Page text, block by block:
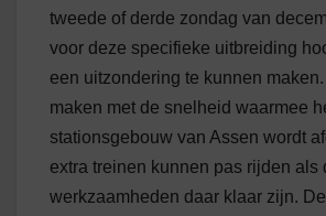
tweede of derde zondag van
voor deze specifieke uitbreiding
een uitzondering te kunnen
maken met de snelheid waarmee
stationsgebouw van Assen wordt
extra treinen kunnen pas rijden als
werkzaamheden daar klaar zijn. De